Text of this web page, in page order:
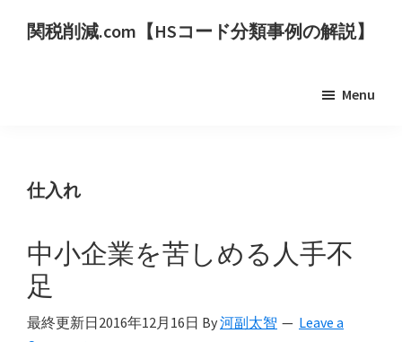
関税削減.com【HSコード分類事例の解説】
ー
分
類
事
例
Menu
仕入れ
中小企業を苦しめる人手不
足
最終更新日2016年12月16日 By河副太智
Leave a